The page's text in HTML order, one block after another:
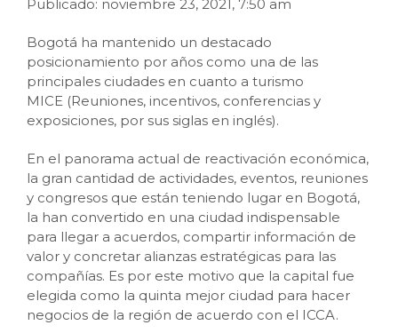
Publicado: noviembre 23, 2021, 7:50 am
Bogotá ha mantenido un destacado
posicionamiento por años como una de las
principales ciudades en cuanto a turismo
MICE (Reuniones, incentivos, conferencias y
exposiciones, por sus siglas en inglés).
En el panorama actual de reactivación económica,
la gran cantidad de actividades, eventos, reuniones
y congresos que están teniendo lugar en Bogotá,
la han convertido en una ciudad indispensable
para llegar a acuerdos, compartir información de
valor y concretar alianzas estratégicas para las
compañías. Es por este motivo que la capital fue
elegida como la quinta mejor ciudad para hacer
negocios de la región de acuerdo con el ICCA.